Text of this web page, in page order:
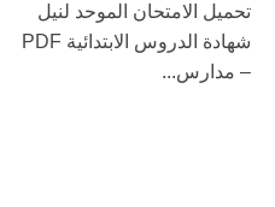
تحميل الامتحان الموحد لنيل
شهادة الدروس الابتدائية PDF
– مدارس...